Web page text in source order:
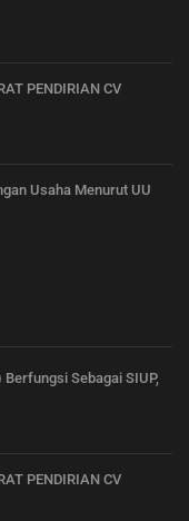
PENDIRIAN CV
Usaha Menurut UU
Sebagai SIUP,
PENDIRIAN CV